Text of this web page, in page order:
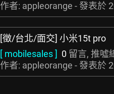
作者: appleorange - 發表於
[徵/台北/面交] 小米15t pro
[ mobilesales ] 0 留言, 推噓
作者: appleorange - 發表於